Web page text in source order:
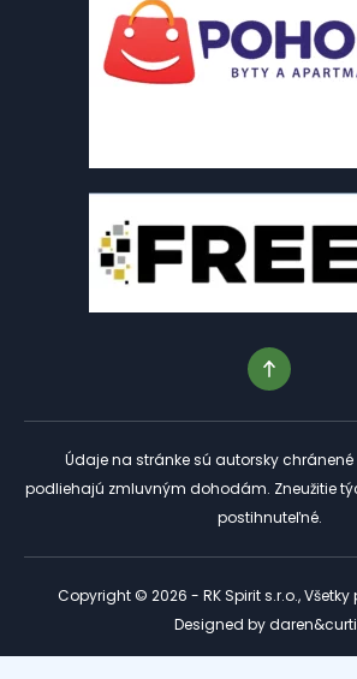
Údaje na stránke sú autorsky chránené
podliehajú zmluvným dohodám. Zneužitie
postihnuteľné.
Copyright © 2026 - RK Spirit s.r.o.,
Designed by